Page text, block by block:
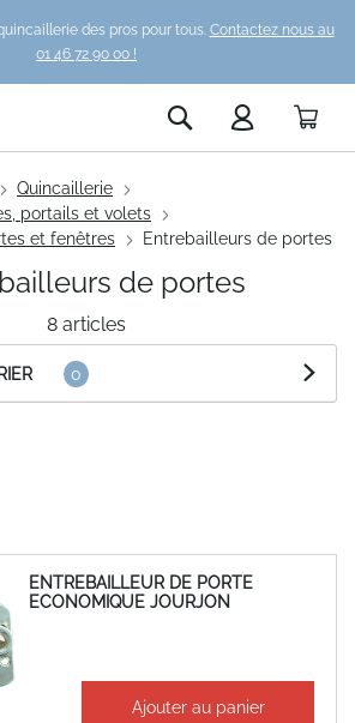
des pros pour tous. Contactez nous au
01 46 72 90 00 !
Rechercher
Quincaillerie
portails et volets
et fenêtres
Entrebailleurs de portes
8 articles
de portes
ENTREBAILLEUR DE PORTE
ECONOMIQUE JOURJON
Ajouter au panier